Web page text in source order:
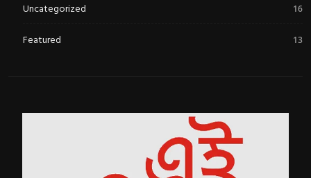
Uncategorized 16
Featured 13